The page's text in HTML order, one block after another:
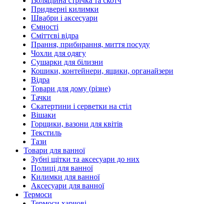
Придверні килимки
Швабри і аксесуари
Ємності
Сміттєві відра
Прання, прибирання, миття посуду
Чохли для одягу
Сушарки для білизни
Кошики, контейнери, ящики, органайзери
Відра
Товари для дому (різне)
Тачки
Скатертини і серветки на стіл
Вішаки
Горщики, вазони для квітів
Текстиль
Тази
Товари для ванної
Зубні щітки та аксесуари до них
Полиці для ванної
Килимки для ванної
Аксесуари для ванної
Термоси